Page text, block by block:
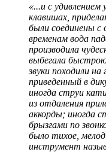
«...и с удивлением
клавишах,
были соединены с
временам вода
производила
выбегала
звуки походили на
приведенный в
иногда струи
из отдаления
аккорды; иногда
брызгами по
было тихое,
инструмент